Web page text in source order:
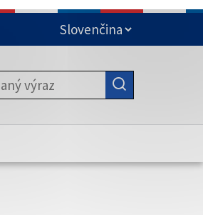
vždy začína
KARTE
NOVEJ KARTE
NOVEJ KARTE